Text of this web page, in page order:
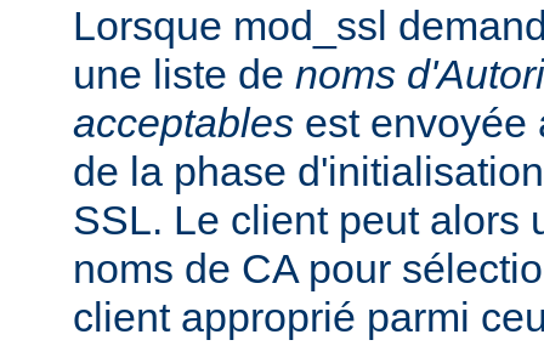
Lorsque mod_ssl
une liste de noms
acceptables est envoyée
de la phase
SSL. Le client peut alors
noms de CA pour
client approprié parmi